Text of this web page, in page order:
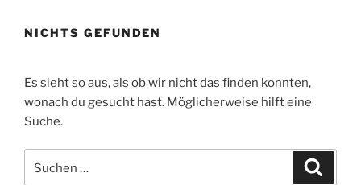
NICHTS GEFUNDEN
Es sieht so aus, als ob wir nicht das finden konnten,
wonach du gesucht hast. Möglicherweise hilft eine
Suche.
nach: